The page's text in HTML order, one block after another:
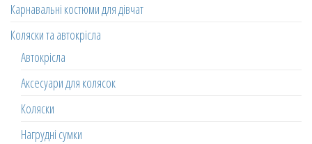
Карнавальні костюми для дівчат
Коляски та автокрісла
Автокрісла
Аксесуари для колясок
Коляски
Нагрудні сумки